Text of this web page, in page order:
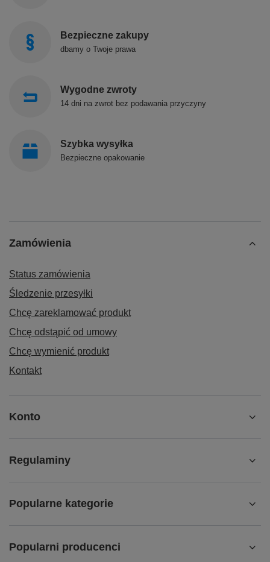
Bezpieczne zakupy
dbamy o Twoje prawa
Wygodne zwroty
14 dni na zwrot bez podawania przyczyny
Szybka wysyłka
Bezpieczne opakowanie
Zamówienia
Status zamówienia
Śledzenie przesyłki
Chcę zareklamować produkt
Chcę odstąpić od umowy
Chcę wymienić produkt
Kontakt
Konto
Regulaminy
Popularne kategorie
Popularni producenci